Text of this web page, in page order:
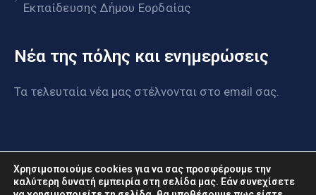
Εκπαίδευσης Δήμου Εορδαίας
Νέα της πόλης και ενημερώσεις
Τα τελευταία νέα μας στέλνονται στο email σας.
Χρησιμοποιούμε cookies για να σας προσφέρουμε την
καλύτερη δυνατή εμπειρία στη σελίδα μας. Εάν συνεχίσετε